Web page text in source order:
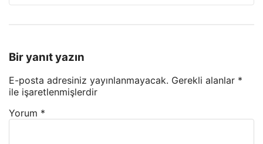
Bir yanıt yazın
E-posta adresiniz yayınlanmayacak. Gerekli alanlar *
ile işaretlenmişlerdir
Yorum *